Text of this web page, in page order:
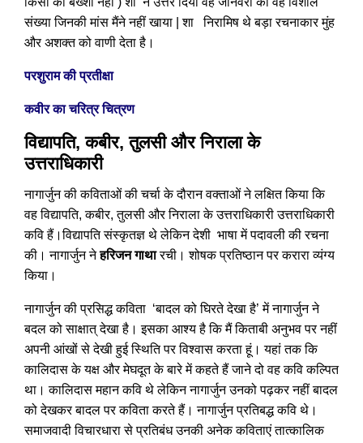
संख्या जिनकी मांस मैंने नहीं खाया | शा निरामिष थे बड़ा रचनाकार मुंह
और अशक्त को वाणी देता है।
परशुराम की प्रतीक्षा
कवीर का चरित्र चित्रण
विद्यापति, कबीर, तुलसी और निराला के
उत्तराधिकारी
नागार्जुन की कविताओं की चर्चा के दौरान वक्ताओं ने लक्षित किया कि
वह विद्यापति, कबीर, तुलसी और निराला के उत्तराधिकारी उत्तराधिकारी
कवि हैं।विद्यापति संस्कृतज्ञ थे लेकिन देशी भाषा में पदावली की रचना
की। नागार्जुन नेहरिजन गाथारची। शोषक प्रतिष्ठान पर करारा व्यंग्य
किया।
नागार्जुन की प्रसिद्ध कविता ‘बादल को घिरते देखा है’ में नागार्जुन ने
बदल को साक्षात् देखा है। इसका आश्य है कि मैं किताबी अनुभव पर नहीं
अपनी आंखों से देखी हुई स्थिति पर विश्वास करता हूं। यहां तक कि
कालिदास के यक्ष और मेघदूत के बारे में कहते हैं जाने दो वह कवि कल्पित
था। कालिदास महान कवि थे लेकिन नागार्जुन उनको पढ़कर नहीं बादल
को देखकर बादल पर कविता करते हैं। नागार्जुन प्रतिबद्ध कवि थे।
समाजवादी विचारधारा से प्रतिबंध उनकी अनेक कविताएं तात्कालिक